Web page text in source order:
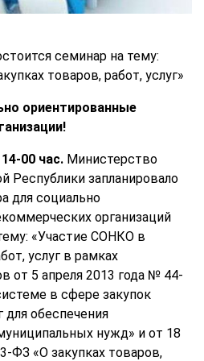
семинар на тему:
товаров, работ, услуг»
ориентированные
00 час.Министерство
Республики запланировало
для социально
организаций
«Участие СОНКО в
услуг в рамках
от 5 апреля 2013 года № 44-
в сфере закупок
для обеспечения
нужд» и от 18
ФЗ «О закупках товаров,